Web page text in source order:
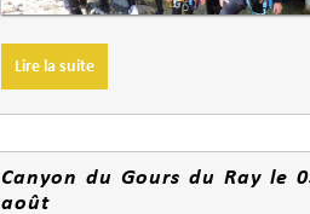
Lire la suite
Canyon du Gours du Ray le
août